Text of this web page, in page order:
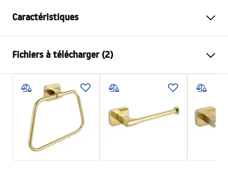
Caractéristiques
Matériel
Méthode de montage
À visser
Largeur
215
Hauteur
170
Profondeur
50mm
Série
Fichiers à télécharger (2)
Informations de sécurité
WARUNKI_BEZPIECZENSTWA_AKCESORIA_LAZIENKOWE.
Conditions de garantie
Warranty_Terms_and_Conditions_Accessories_-_24.pdf